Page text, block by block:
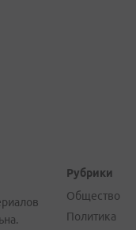
Рубрики
Общество
Политика